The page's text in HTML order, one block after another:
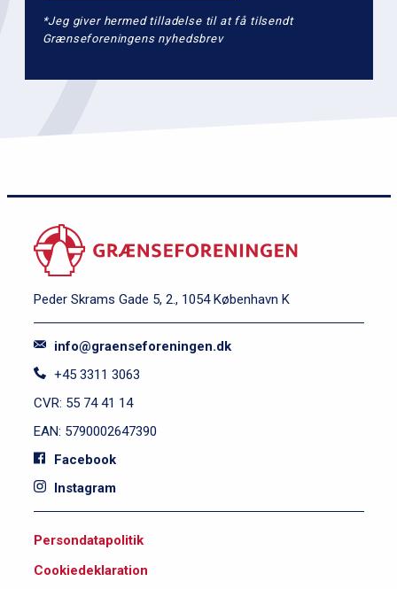
*Jeg giver hermed tilladelse til at få tilsendt
Grænseforeningens nyhedsbrev
Peder Skrams Gade 5, 2., 1054 København K
info@graenseforeningen.dk
+45 3311 3063
CVR: 55 74 41 14
EAN: 5790002647390
Facebook
Instagram
i
d
Persondatapolitik
Cookiedeklaration